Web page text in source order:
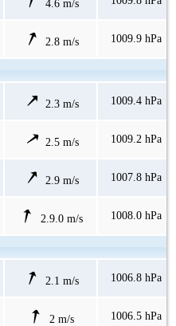
4.6 m/s
2.8 m/s 1009.9 hPa
2.3 m/s 1009.4 hPa
2.5 m/s 1009.2 hPa
2.9 m/s 1007.8 hPa
2.9.0 m/s 1008.0 hPa
2.1 m/s 1006.8 hPa
2 m/s 1006.5 hPa